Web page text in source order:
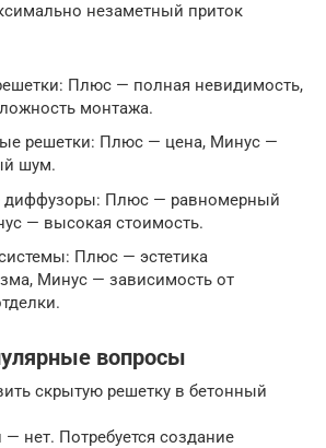
незаметный приток
Плюс — полная невидимость,
монтажа.
решетки: Плюс — цена, Минус —
шум.
Плюс — равномерный
— высокая стоимость.
Плюс — эстетика
Минус — зависимость от
вопросы
скрытую решетку в бетонный
нет. Потребуется создание